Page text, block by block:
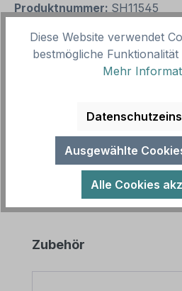
Produktnummer: SH11545
Hinweisschilder mit reinen
Produktgalerie überspringen
Zubehör
Diese Website verwendet
bestmögliche
Mehr
Ausgewählte
Alle Cookies